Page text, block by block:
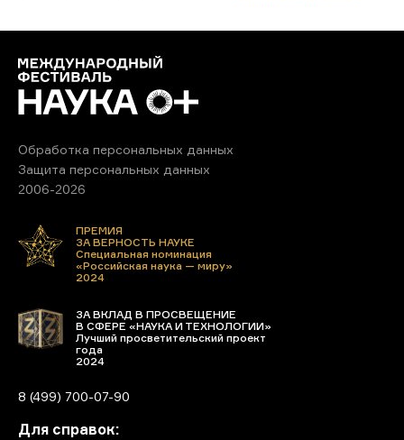
Обработка персональных данных
Защита персональных данных
2006-2026
ПРЕМИЯ
ЗА ВЕРНОСТЬ НАУКЕ
Специальная номинация
«Российская наука — миру»
2024
ЗА ВКЛАД В ПРОСВЕЩЕНИЕ
В СФЕРЕ «НАУКА И ТЕХНОЛОГИИ»
Лучший просветительский проект
года
2024
8 (499) 700-07-90
Для справок: